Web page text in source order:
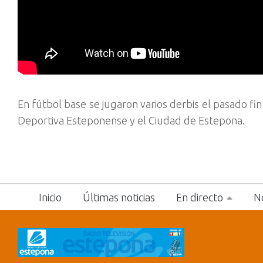
En fútbol base se jugaron varios derbis el pasado
Deportiva Esteponense y el Ciudad de Estepona.
Inicio Últimas noticias En directo